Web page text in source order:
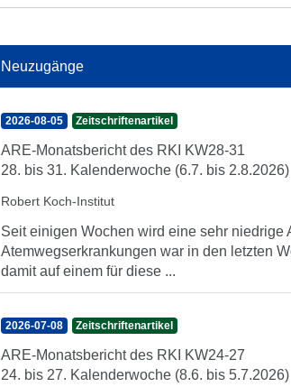
Neuzugänge
2026-08-05 Zeitschriftenartikel
ARE-Monatsbericht des RKI KW28-31
28. bis 31. Kalenderwoche (6.7. bis 2.8.2026)
Robert Koch-Institut
Seit einigen Wochen wird eine sehr
Atemwegserkrankungen war in den letzten
damit auf einem für diese ...
2026-07-08 Zeitschriftenartikel
ARE-Monatsbericht des RKI KW24-27
24. bis 27. Kalenderwoche (8.6. bis 5.7.2026)